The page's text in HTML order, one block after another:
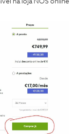
na loja NOS online